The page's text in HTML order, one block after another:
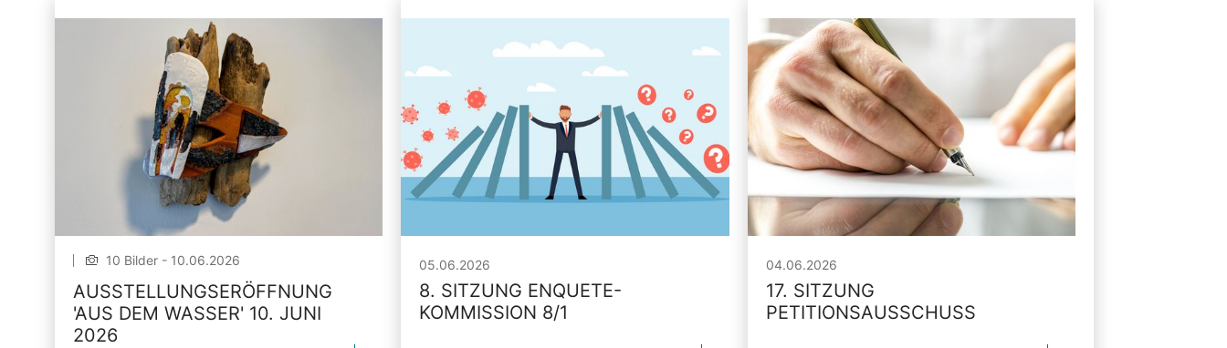
10 Bilder - 10.06.2026
AUSSTELLUNGSERÖFFNUNG
'AUS DEM WASSER' 10. JUNI
2026
05.06.2026
8. SITZUNG ENQUETE-
KOMMISSION 8/1
04.06.2026
17. SITZUNG
PETITIONSAUSSCHUSS